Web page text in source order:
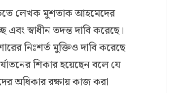
লেখক মুশতাক আহমেদের
এবং স্বাধীন তদন্ত দাবি করেছে।
নিঃশর্ত মুক্তিও দাবি করেছে
শিকার হয়েছেন বলে যে
অধিকার রক্ষায় কাজ করা